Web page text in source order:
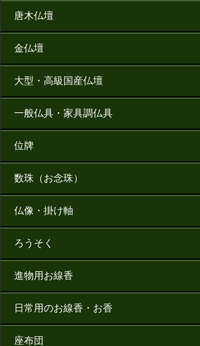
唐木仏壇
金仏壇
大型・高級国産仏壇
一般仏具・家具調仏具
位牌
数珠（お念珠）
仏像・掛け軸
ろうそく
進物用お線香
日常用のお線香・お香
座布団